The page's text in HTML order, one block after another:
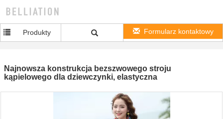
Produkty Formularz kontaktowy
Najnowsza konstrukcja bezszwowego stroju
kąpielowego dla dziewczynki, elastyczna